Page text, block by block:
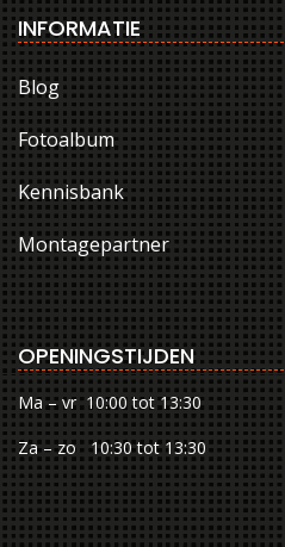
INFORMATIE
Blog
Fotoalbum
Kennisbank
Montagepartner
OPENINGSTIJDEN
Ma – vr 10:00 tot 13:30
Za – zo 10:30 tot 13:30